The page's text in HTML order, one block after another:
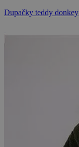
Dupačky teddy donkey